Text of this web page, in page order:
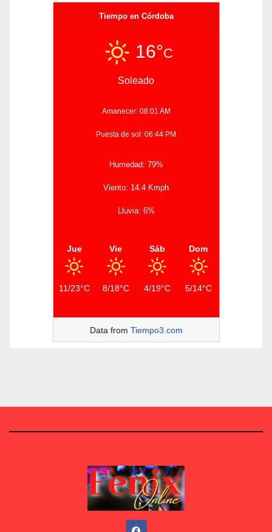
Tiempo en Córdoba
16°C
Soleado
Amanecer: 08:01 AM
Puesta de sol: 06:44 PM
Humedad: 79%
Viento: 14.4 Kmph
Lluvia: 6%
Jue
11/23°C
Vie
8/18°C
Sáb
4/19°C
Dom
5/14°C
Data from Tiempo3.com